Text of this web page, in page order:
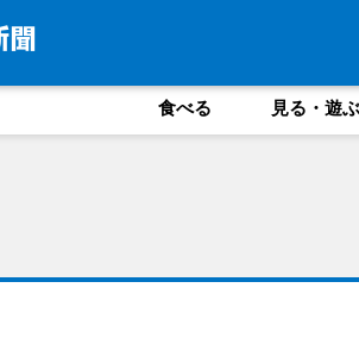
食べる 見る・遊ぶ